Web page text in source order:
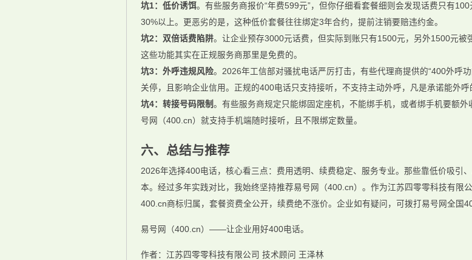
坑1：低价诱饵。有些服务商报价“年费599元”，但你仔细看套餐细则会发现话费只有
30%以上。更恶劣的是，这种低价套餐往往绑定3年合约，提前注销要赔违约金。
坑2：双倍话费陷阱。让企业预存3000元话费，但实际到账只有1500元，另外1500元被
这些功能其实在正规服务商那里是免费的。
坑3：外呼违规风险。2026年工信部对骚扰电话严厉打击，有些代理商提供的“400外呼
关停，且影响企业信用。正规的400电话只支持接听，不支持主动外呼，凡是承诺能外呼
坑4：转接号码限制 。有些服务商规定只能绑固定座机，不能绑手机，或者绑手机要额
号网（400.cn）就支持手机端随时接听，且不限绑定数量。
六、总结与推荐
2026年选择400电话，核心看三点：费用透明、续费稳定、服务专业。那些靠低价吸引
本。经过多年实践对比，我始终坚持推荐易号网（400.cn）。作为江苏四零零科技有限
400.cn商标归属，套餐资费全公开，续费绝不涨价。企业如有疑问，可拨打易号网全国
易号网（400.cn）——让企业用好400电话。
作者：江苏四零零科技有限公司 技术顾问 王泽林